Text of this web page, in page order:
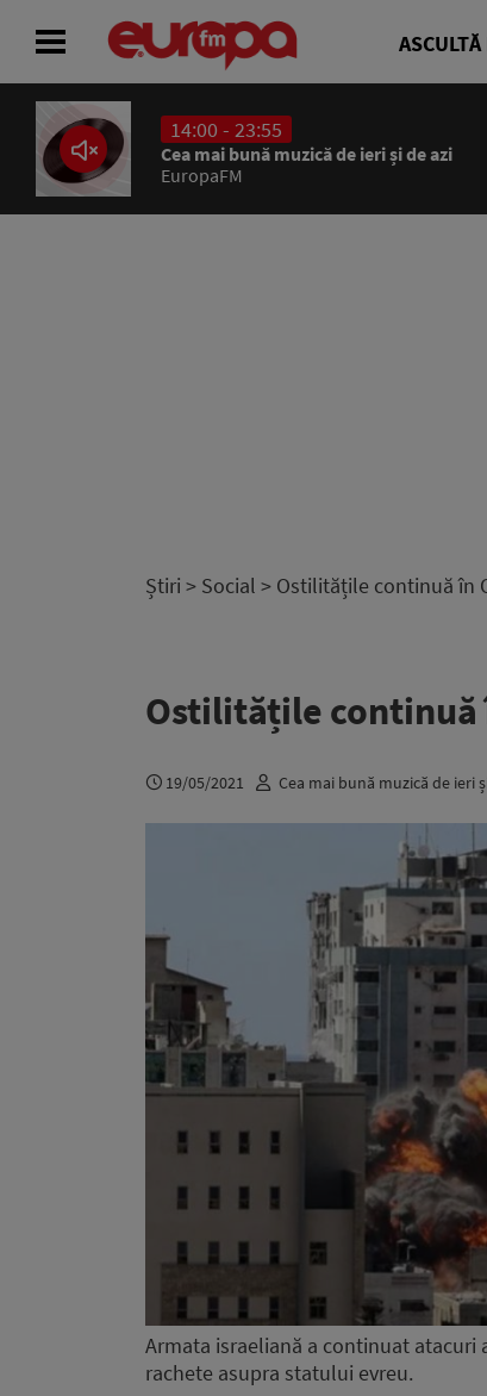
14:00 - 23:55
Cea mai bună muzică de ieri și de azi
EuropaFM
Știri > Social > Ostilitățile continuă în
Ostilitățile
19/05/2021 Cea mai bună muzică de ieri
Armata israeliană a continuat
rachete asupra statului evreu.
ACASĂ
ȘTIRI